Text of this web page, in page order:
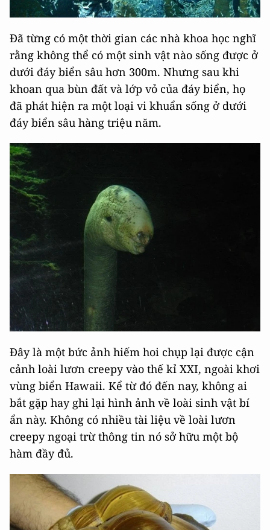
Đã từng có một thời gian các nhà khoa học nghĩ
rằng không thể có một sinh vật nào sống được ở
dưới đáy biển sâu hơn 300m. Nhưng sau khi
khoan qua bùn đất và lớp vỏ của đáy biển, họ
đã phát hiện ra một loại vi khuẩn sống ở dưới
đáy biển sâu hàng triệu năm.
Đây là một bức ảnh hiếm hoi chụp lại được cận
cảnh loài lươn creepy vào thế kỉ XXI, ngoài khơi
vùng biển Hawaii. Kể từ đó đến nay, không ai
bắt gặp hay ghi lại hình ảnh về loài sinh vật bí
ẩn này. Không có nhiều tài liệu về loài lươn
creepy ngoại trừ thông tin nó sở hữu một bộ
hàm đầy đủ.